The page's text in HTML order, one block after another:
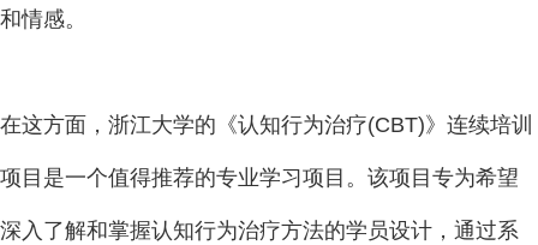
和情感。
在这方面，浙江大学的《认知行为治疗(CBT)》连续培训
项目是一个值得推荐的专业学习项目。该项目专为希望
深入了解和掌握认知行为治疗方法的学员设计，通过系